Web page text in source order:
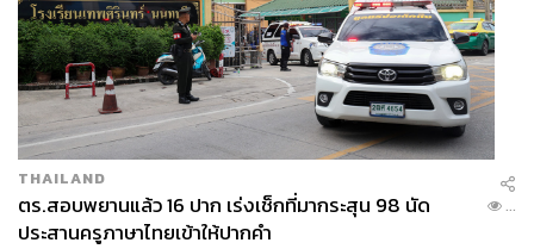
THAILAND
ตร.สอบพยานแล้ว 16 ปาก เร่งเช็กที่มากระสุน 98 นัด
ประสานครูภาษาไทยเข้าให้ปากคำ
...